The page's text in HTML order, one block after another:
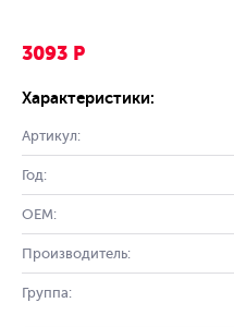
3093 Р
Характеристики:
Артикул:
Год:
OEM:
Производитель:
Группа: